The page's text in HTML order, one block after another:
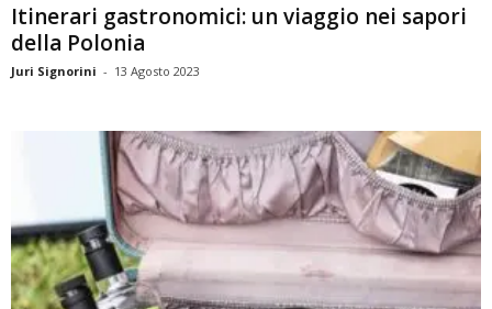
Itinerari gastronomici: un viaggio nei sapori
della Polonia
Juri Signorini - 13 Agosto 2023